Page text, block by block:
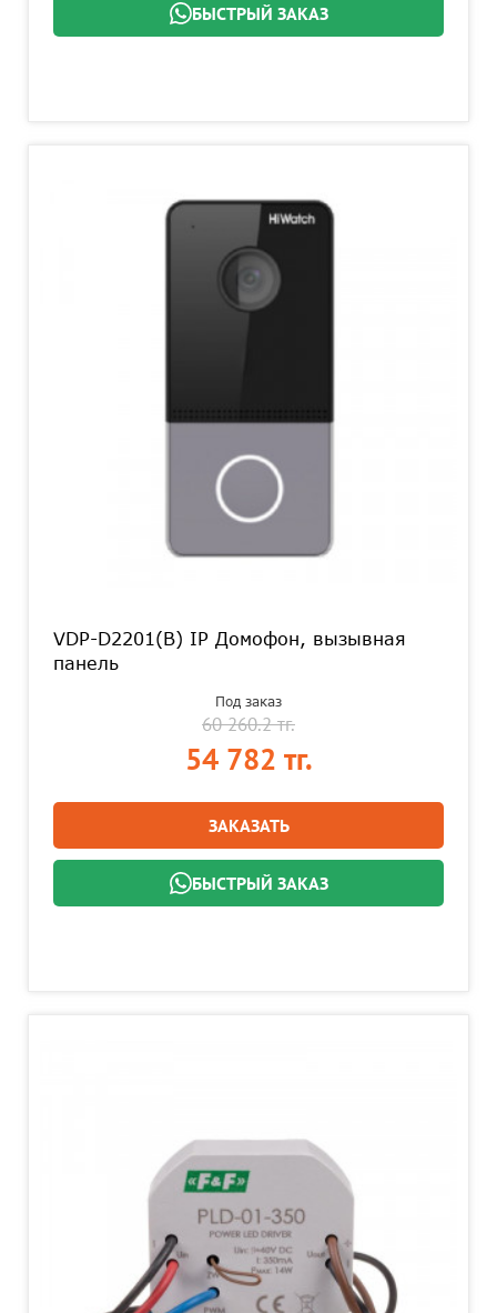
БЫСТРЫЙ ЗАКАЗ
VDP-D2201(B) IP Домофон, вызывная
панель
Под заказ
60 260.2 тг.
54 782 тг.
ЗАКАЗАТЬ
БЫСТРЫЙ ЗАКАЗ